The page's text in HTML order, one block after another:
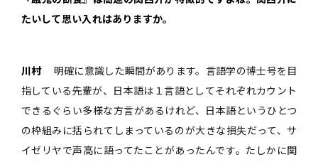
たいして思い入れはありますか。
川村明確に意識した瞬間があります。言語学の博士号を目
指している先輩が、日本語は１言語としてそれぞれカウント
できるぐらい多様な方言があるけれど、日本語というひとつ
の枠組みに括られてしまっているのが大きな損失だって、サ
イゼリヤで声高に語ってたことがあったんです。たしかに関